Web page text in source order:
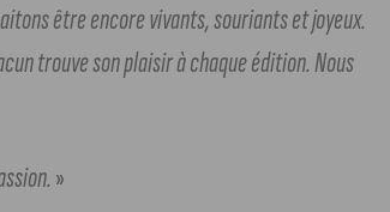
être encore vivants, souriants et joyeux.
trouve son plaisir à chaque édition. Nous
»